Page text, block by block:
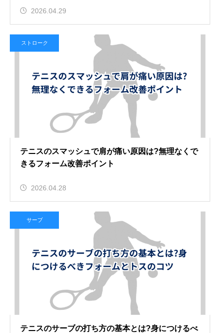
2026.04.29
ストローク
テニスのスマッシュで肩が痛い原因は?無理なくで
きるフォーム改善ポイント
2026.04.28
サーブ
テニスのサーブの打ち方の基本とは?身につけるべ